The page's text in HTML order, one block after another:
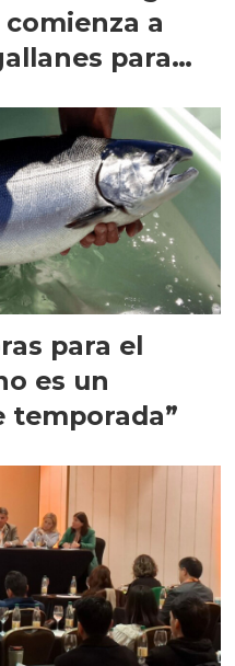
a
para
para el
es un
temporada”